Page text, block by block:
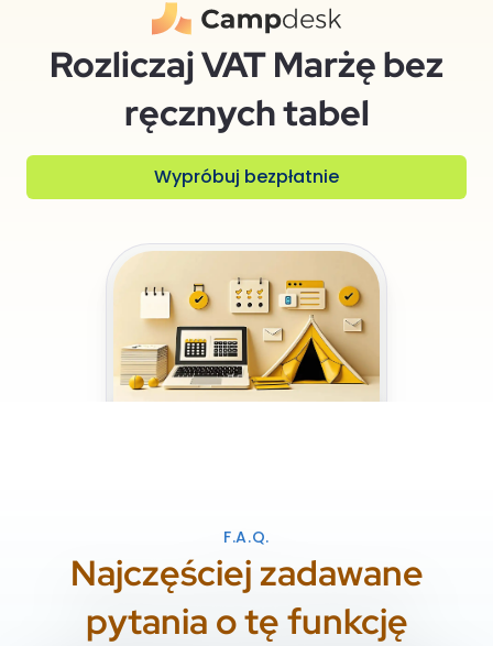
Rozliczaj VAT Marżę bez
ręcznych tabel
Wypróbuj bezpłatnie
F.A.Q.
Najczęściej zadawane
pytania o tę funkcję